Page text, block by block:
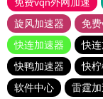
免费vqn外网加速
旋风加速器
免
快连加速器
快
快鸭加速器
快
软件中心
雷霆加